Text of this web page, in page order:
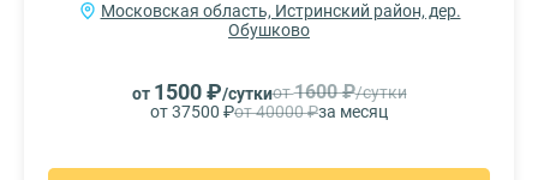
Московская область, Истринский район, дер.
Обушково
от 1500 ₽/суткиот1600 ₽/сутки
от 37500 ₽от 40000 ₽за месяц